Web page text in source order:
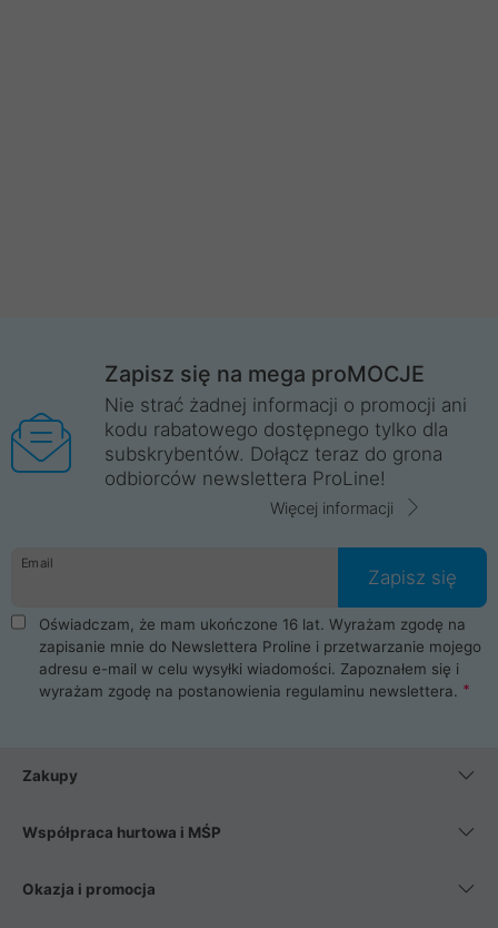
Zapisz się na mega proMOCJE
Nie strać żadnej informacji o promocji ani
kodu rabatowego dostępnego tylko dla
subskrybentów. Dołącz teraz do grona
odbiorców newslettera ProLine!
Więcej informacji
Email
Zapisz się
Oświadczam, że mam ukończone 16 lat. Wyrażam zgodę na
zapisanie mnie do Newslettera Proline i przetwarzanie mojego
adresu e-mail w celu wysyłki wiadomości. Zapoznałem się i
wyrażam zgodę na postanowienia regulaminu newslettera.
Zakupy
Współpraca hurtowa i MŚP
Okazja i promocja